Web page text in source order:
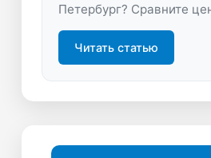
Петербург? Сравните
Северную столицу
Экономьте время и
Читать статью